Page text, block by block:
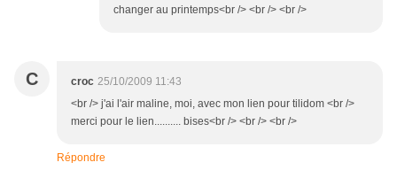
changer au printemps<br /> <br /> <br />
C croc 25/10/2009 11:43
<br /> j'ai l'air maline, moi, avec mon lien pour tilidom <br />
merci pour le lien.......... bises<br /> <br /> <br />
Répondre